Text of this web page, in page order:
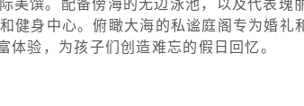
美馔。配备傍海的无边泳池，以及代表瑰
健身中心。俯瞰大海的私谧庭阁专为婚礼
验，为孩子们创造难忘的假日回忆。